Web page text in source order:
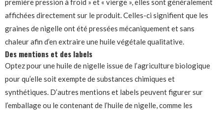
première pression à froid » et « vierge », elles sont généralement
affichées directement sur le produit. Celles-ci signifient que les
graines de nigelle ont été pressées mécaniquement et sans
chaleur afin d’en extraire une huile végétale qualitative.
Des mentions et des labels
Optez pour une huile de nigelle issue de l’agriculture biologique
pour qu’elle soit exempte de substances chimiques et
synthétiques. D’autres mentions et labels peuvent figurer sur
l’emballage ou le contenant de l’huile de nigelle, comme les